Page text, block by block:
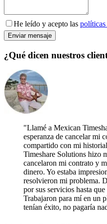
He leído y acepto las
Enviar mensaje
¿Qué dicen nuestros
"Llamé a Mexican
esperanza de cancelar mi
compartido con mi
Timeshare Solutions hizo
cancelaron mi contrato y
dinero. Yo estaba
resolvieron mi problema.
por sus servicios hasta
Trabajaron para mí en un
tenían éxito, no pagaría